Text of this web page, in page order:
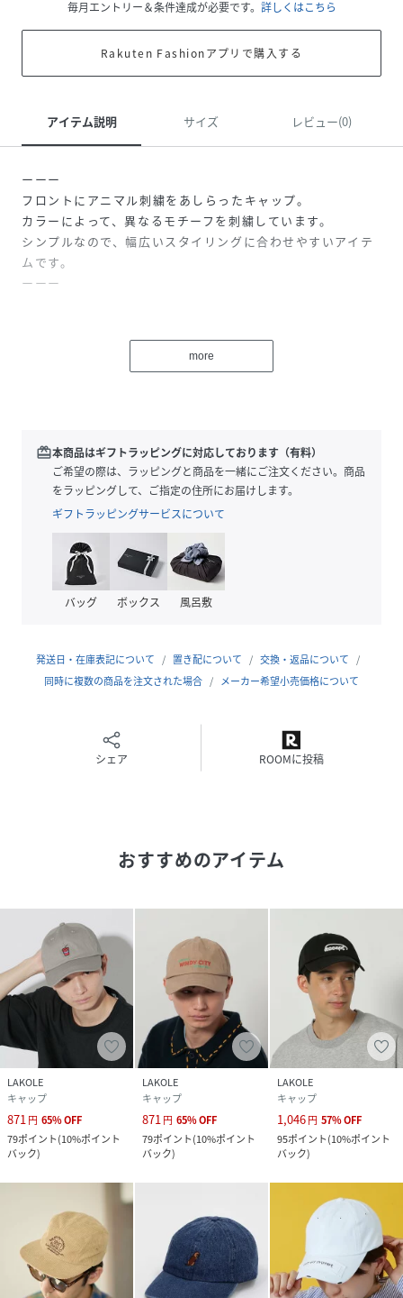
毎月エントリー＆条件達成が必要です。 詳しくはこちら
Rakuten Fashionアプリで購入する
アイテム説明 サイズ レビュー(0)
ーーー
フロントにアニマル刺繍をあしらったキャップ。
カラーによって、異なるモチーフを刺繍しています。
シンプルなので、幅広いスタイリングに合わせやすいアイテ
ムです。
ーーー
本体:綿100%
品番
NS1656_291823
(291823-18-09 NS1656)
more
redeem本商品はギフトラッピングに対応しております（有料）
ご希望の際は、ラッピングと商品を一緒にご注文ください。商品
をラッピングして、ご指定の住所にお届けします。
ギフトラッピングサービスについて
バッグ ボックス 風呂敷
発送日・在庫表記について 置き配について
交換・返品について
同時に複数の商品を注文された場合
メーカー希望小売価格について
シェア ROOMに投稿
おすすめのアイテム
LAKOLE
キャップ
871円 65%OFF
79ポイント(10%ポイント
バック)
LAKOLE
キャップ
871円 65%OFF
79ポイント(10%ポイント
バック)
LAKOLE
キャップ
1,046円 57%OFF
95ポイント(10%ポイント
バック)